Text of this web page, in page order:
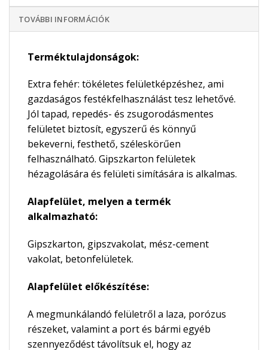
TOVÁBBI INFORMÁCIÓK
Terméktulajdonságok:
Extra fehér: tökéletes felületképzéshez, ami
gazdaságos festékfelhasználást tesz lehetővé.
Jól tapad, repedés- és zsugorodásmentes
felületet biztosít, egyszerű és könnyű
bekeverni, festhető, széleskörűen
felhasználható. Gipszkarton felületek
hézagolására és felületi simítására is alkalmas.
Alapfelület, melyen a termék
alkalmazható:
Gipszkarton, gipszvakolat, mész-cement
vakolat, betonfelületek.
Alapfelület előkészítése:
A megmunkálandó felületről a laza, porózus
részeket, valamint a port és bármi egyéb
szennyeződést távolítsuk el, hogy az